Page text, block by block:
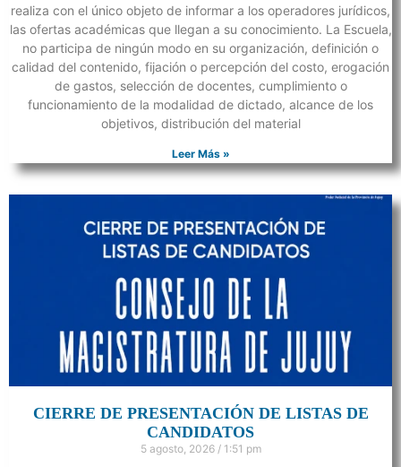
realiza con el único objeto de informar a los operadores jurídicos,
las ofertas académicas que llegan a su conocimiento. La Escuela,
no participa de ningún modo en su organización, definición o
calidad del contenido, fijación o percepción del costo, erogación
de gastos, selección de docentes, cumplimiento o
funcionamiento de la modalidad de dictado, alcance de los
objetivos, distribución del material
Leer Más »
CIERRE DE PRESENTACIÓN DE LISTAS DE
CANDIDATOS
5 agosto, 2026 1:51 pm